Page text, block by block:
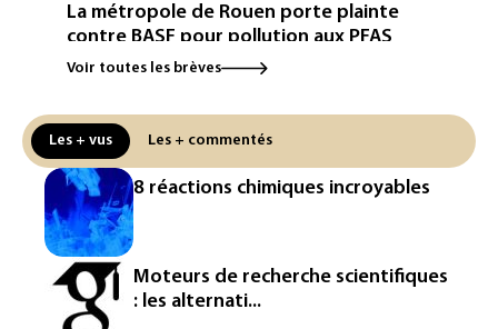
La métropole de Rouen porte plainte
contre BASF pour pollution aux PFAS
Canicule: à l'arrêt depuis fin juillet, la
réseau
Véhicules de livraison autonomes: la
France ouvre la voie à leur
homologation
Iris³: Eutelsat investira 3,4 milliards
d'euros dans la future constellation
européenne
Voir toutes les brèves
Les + vus Les + commentés
8 réactions chimiques incroyables
Moteurs de recherche scientifiques
: les alternati...